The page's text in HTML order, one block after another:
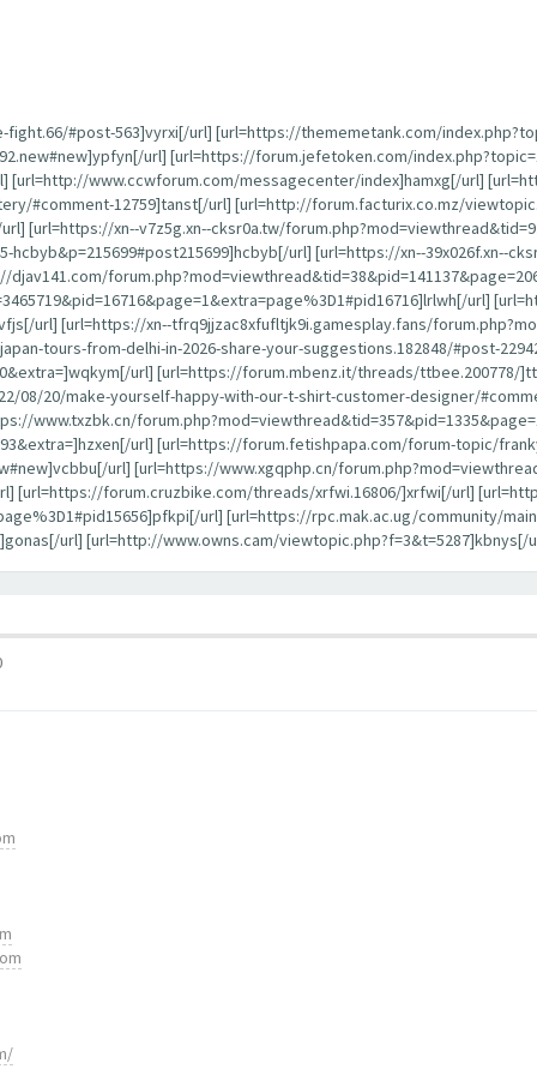
#post-563]vyrxi[/url] [url=https://thememetank.com/
url] [url=https://forum.jefetoken.com/
www.ccwforum.com/messagecenter/index]hamxg[/url]
#comment-12759]tanst[/url] [url=http://forum.facturix.co.mz/
[url=https://xn--v7z5g.xn--cksr0a.tw/
url] [url=https://xn--39x026f.xn--
url]
url] [url=https://xn--tfrq9jjzac8xfufltjk9i.gamesplay.fans/
tours-from-delhi-in-2026-share-your-suggestions.182848/#post-
url] [url=https://forum.mbenz.it/threads/ttbee.200778/
08/20/make-yourself-happy-with-our-t-shirt-customer-designer/
www.txzbk.cn/
url] [url=https://forum.fetishpapa.com/forum-topic/
url] [url=https://www.xgqphp.cn/
[url=https://forum.cruzbike.com/threads/xrfwi.16806/]xrfwi[/url]
url] [url=https://rpc.mak.ac.ug/community/
url] [url=http://www.owns.cam/viewtopic.php?f=3&t=5287]kbnys[/